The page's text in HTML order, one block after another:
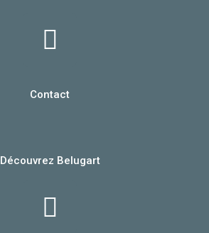
Contact
Découvrez Belugart